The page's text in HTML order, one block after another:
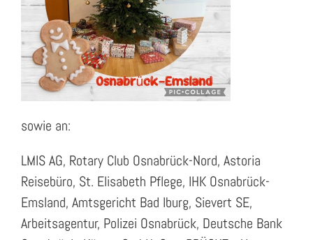
sowie an:
LMIS AG, Rotary Club Osnabrück-Nord, Astoria
Reisebüro, St. Elisabeth Pflege, IHK Osnabrück-
Emsland, Amtsgericht Bad Iburg, Sievert SE,
Arbeitsagentur, Polizei Osnabrück, Deutsche Bank